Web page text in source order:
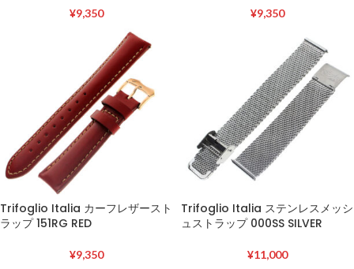
¥9,350 ¥9,350
Trifoglio Italia カーフレザースト
ラップ 151RG RED
¥9,350
Trifoglio Italia ステンレスメッシ
ュストラップ 000SS SILVER
¥11,000